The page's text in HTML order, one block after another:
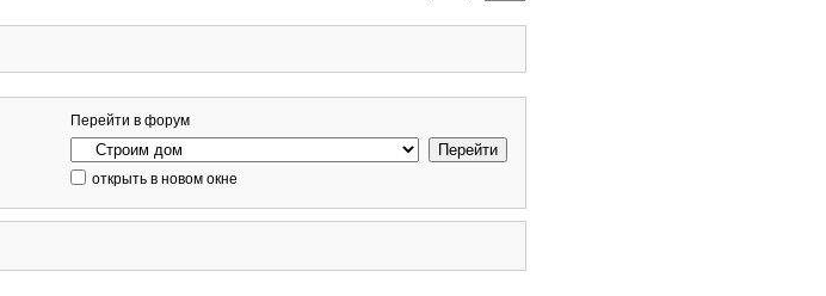
Перейти в форум
открыть в новом окне